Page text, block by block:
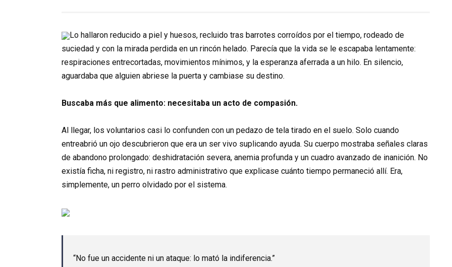
Lo hallaron reducido a piel y huesos, recluido tras barrotes corroídos por el tiempo, rodeado de
suciedad y con la mirada perdida en un rincón helado. Parecía que la vida se le escapaba lentamente:
respiraciones entrecortadas, movimientos mínimos, y la esperanza aferrada a un hilo. En silencio,
aguardaba que alguien abriese la puerta y cambiase su destino.
Buscaba más que alimento: necesitaba un acto de compasión.
Al llegar, los voluntarios casi lo confunden con un pedazo de tela tirado en el suelo. Solo cuando
entreabrió un ojo descubrieron que era un ser vivo suplicando ayuda. Su cuerpo mostraba señales claras
de abandono prolongado: deshidratación severa, anemia profunda y un cuadro avanzado de inanición. No
existía ficha, ni registro, ni rastro administrativo que explicase cuánto tiempo permaneció allí. Era,
simplemente, un perro olvidado por el sistema.
“No fue un accidente ni un ataque: lo mató la indiferencia.”